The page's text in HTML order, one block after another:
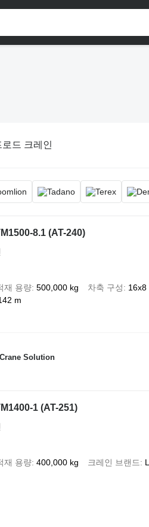
드 크레인
8.1 (AT-240)
재 용량 500,000 kg 차축 구성 16x8
m
Crane Solution
1 (AT-251)
재 용량 400,000 kg 크레인 브랜드